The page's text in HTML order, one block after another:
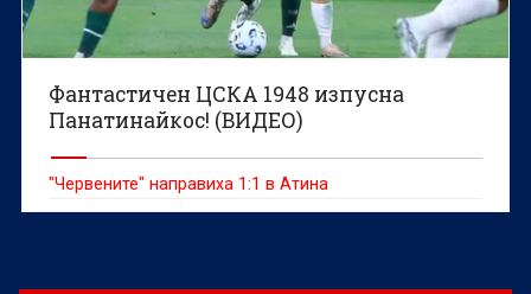
Фантастичен ЦСКА 1948 изпусна
Панатинайкос! (ВИДЕО)
"Червените" направиха 1:1 в Атина